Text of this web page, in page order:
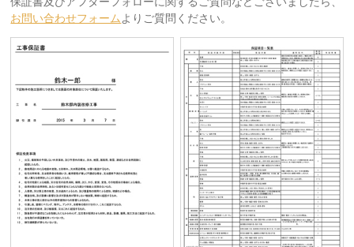
お問い合わせフォーム よりご質問ください。